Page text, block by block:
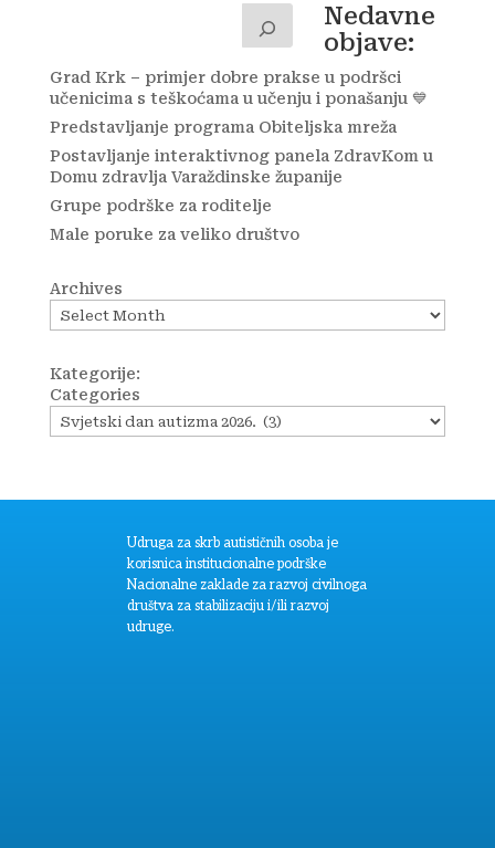
Nedavne
objave:
Grad Krk – primjer dobre prakse u podršci
učenicima s teškoćama u učenju i ponašanju 💙
Predstavljanje programa Obiteljska mreža
Postavljanje interaktivnog panela ZdravKom u
Domu zdravlja Varaždinske županije
Grupe podrške za roditelje
Male poruke za veliko društvo
Archives
Kategorije:
Categories
Udruga za skrb autističnih osoba je
korisnica institucionalne podrške
Nacionalne zaklade za razvoj civilnoga
društva za stabilizaciju i/ili razvoj
udruge.